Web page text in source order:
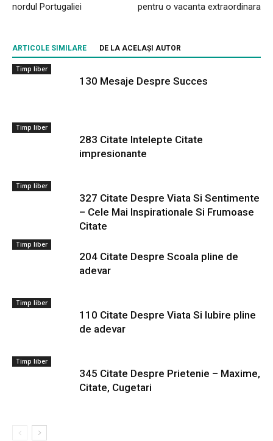
nordul Portugaliei
pentru o vacanta extraordinara
ARTICOLE SIMILARE DE LA ACELAȘI AUTOR
Timp liber
130 Mesaje Despre Succes
Timp liber
283 Citate Intelepte Citate
impresionante
Timp liber
327 Citate Despre Viata Si Sentimente
– Cele Mai Inspirationale Si Frumoase
Citate
Timp liber
204 Citate Despre Scoala pline de
adevar
Timp liber
110 Citate Despre Viata Si Iubire pline
de adevar
Timp liber
345 Citate Despre Prietenie – Maxime,
Citate, Cugetari